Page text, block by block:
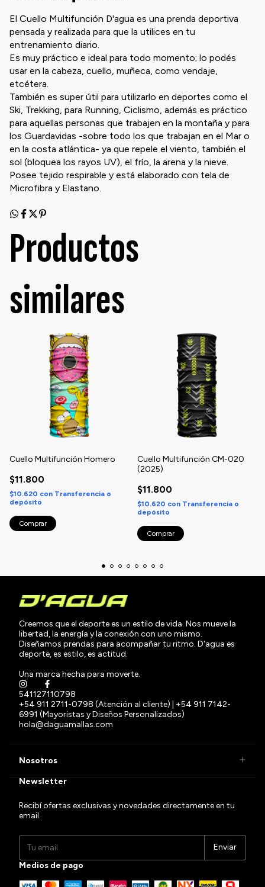
El Cuello Multifunción D'agua es una prenda deportiva
pensada y realizada para que la utilices en tu
entrenamiento diario.
Es muy práctico e ideal para todo momento; lo podés
usar en la cabeza, cuello, muñeca, como vendaje,
etcétera.
También es super útil para utilizarlo en deportes como el
Ski, Trekking, para Running, Ciclismo, además es práctico
para aquellas personas que trabajen en la montaña y para
los Guardavidas -sobre todo los que trabajan en el Mar o
en la costa atlántica- ya que repele el viento, también el
sol (bloquea los rayos UV), el frío, la arena y la nieve.
Posee tejido respirable y está elaborado con tela de
Microfibra y Elastano.
Productos
similares
Cuello Multifunción Homero
$11.800
$10.620 con Transferencia o
depósito
Cuello Multifunción CM-020
(2025)
$11.800
$10.620 con Transferencia o
depósito
Creemos que el deporte es un estilo de vida. Nos mueve la
libertad, la energía y la conexión con uno mismo.
Diseñamos prendas para acompañar tu ritmo. D'agua es
deporte, es estilo, es actitud.
Una marca hecha para moverte.
541127110798
+54 911 2711-0798 (Atención al cliente) | +54 911 7142-
6991 (Mayoristas y Diseños Personalizados)
hola@daguamallas.com
Nosotros
Newsletter
Recibí ofertas exclusivas y novedades directamente en tu
email.
Medios de pago